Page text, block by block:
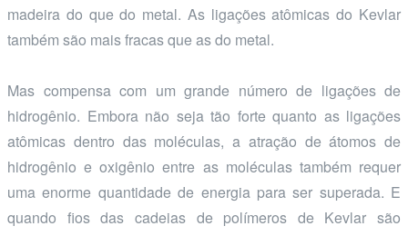
madeira do que do metal. As ligações atômicas do Kevlar
também são mais fracas que as do metal.
Mas compensa com um grande número de ligações de
hidrogênio. Embora não seja tão forte quanto as ligações
atômicas dentro das moléculas, a atração de átomos de
hidrogênio e oxigênio entre as moléculas também requer
uma enorme quantidade de energia para ser superada. E
quando fios das cadeias de polímeros de Kevlar são